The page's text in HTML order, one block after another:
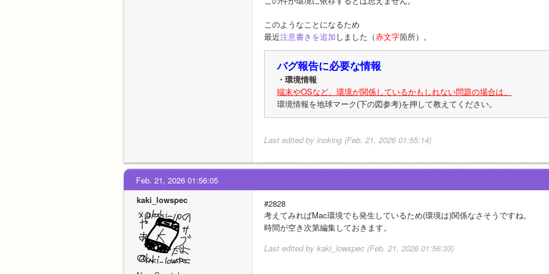
このようなことになるため
最近注意書きを追加しました（赤文字箇所）。
バグ報告に必要な情報
・環境情報
端末やOSなど、環境が関係しているかもしれない問題の場合は、
環境情報を地球マーク(下の図参考)を押して教えてください。
Last edited by inoking (Feb. 21, 2026 01:55:14)
Feb. 21, 2026 01:56:05
kaki_lowspec
#2828
考えてみればMac環境でも発生しているため(環境は)関係なさそうですね。
時間が空き次第編集しておきます。
Last edited by kaki_lowspec (Feb. 21, 2026 01:56:33)